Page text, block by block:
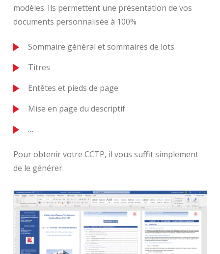
modèles. Ils permettent une présentation de vos
documents personnalisée à 100%
Sommaire général et sommaires de lots
Titres
Entêtes et pieds de page
Mise en page du descriptif
…
Pour obtenir votre CCTP, il vous suffit simplement
de le générer.